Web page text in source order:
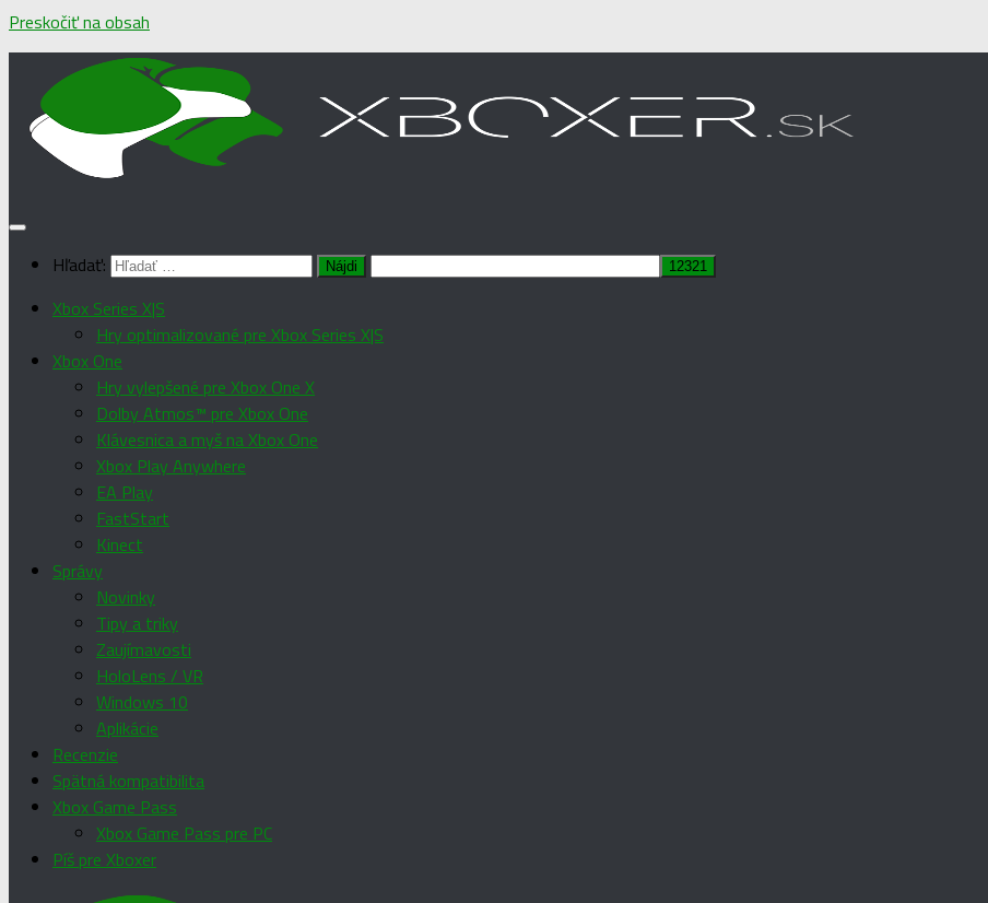
Preskočiť na obsah
Hľadať:
Xbox Series X|S
Hry optimalizované pre Xbox Series X|S
Xbox One
Hry vylepšené pre Xbox One X
Dolby Atmos™ pre Xbox One
Klávesnica a myš na Xbox One
Xbox Play Anywhere
EA Play
FastStart
Kinect
Správy
Novinky
Tipy a triky
Zaujímavosti
HoloLens / VR
Windows 10
Aplikácie
Recenzie
Spätná kompatibilita
Xbox Game Pass
Xbox Game Pass pre PC
Píš pre Xboxer